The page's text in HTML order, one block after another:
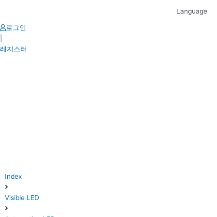
content
Language
로그인
레지스터
Index
Visible LED